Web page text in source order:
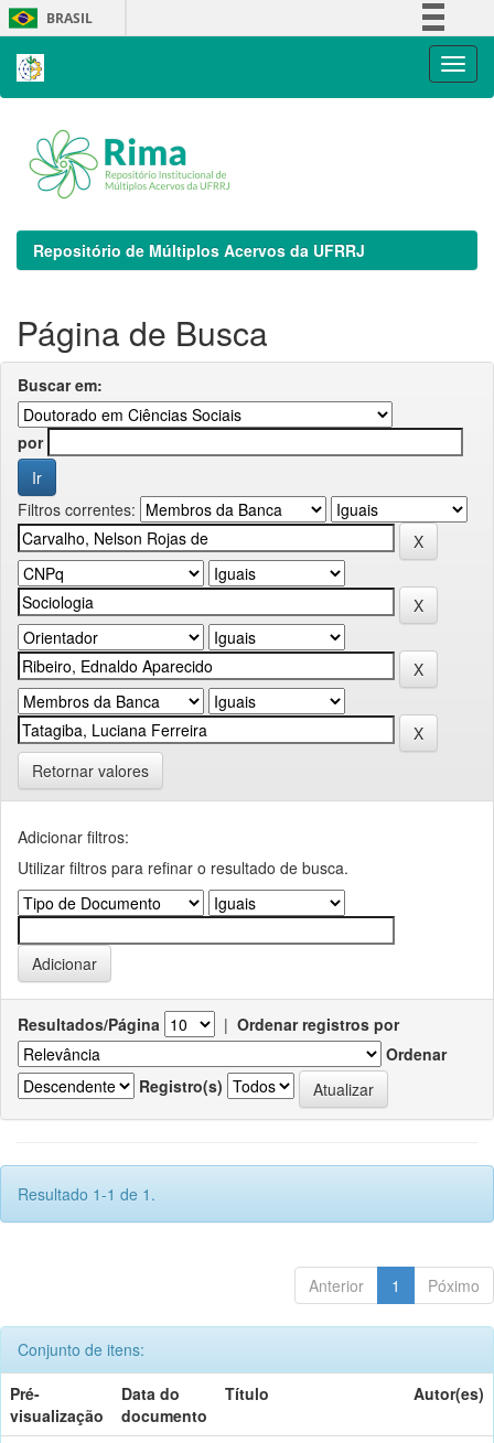
Skip
navigation
BRASIL
Repositório de Múltiplos Acervos da UFRRJ
Página de Busca
Buscar em:
por
Filtros correntes:
Retornar valores
Adicionar filtros:
Utilizar filtros para refinar o resultado de busca.
Resultados/Página | Ordenar registros por
Ordenar
Registro(s)
Resultado 1-1 de 1.
Anterior 1 Póximo
Conjunto de itens:
Pré-
visualização
Data do
documento
Título Autor(es)